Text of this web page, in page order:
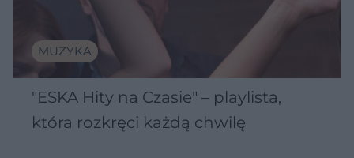
MUZYKA
"ESKA Hity na Czasie" – playlista,
która rozkręci każdą chwilę